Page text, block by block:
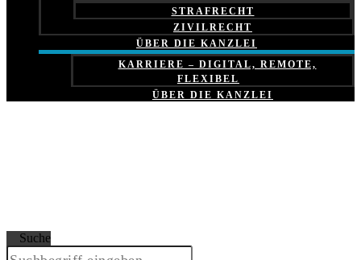
STRAFRECHT
ZIVILRECHT
ÜBER DIE KANZLEI
KARRIERE – DIGITAL, REMOTE,
FLEXIBEL
ÜBER DIE KANZLEI
Suche